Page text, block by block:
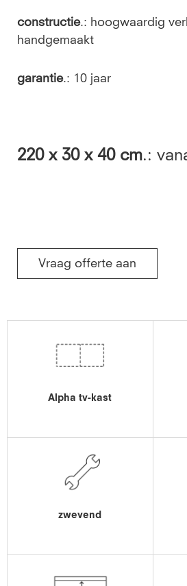
constructie.: hoogwaardig
handgemaakt
garantie.: 10 jaar
220 x 30 x 40 cm.:
Vraag offerte aan
Alpha tv-kast
zwevend